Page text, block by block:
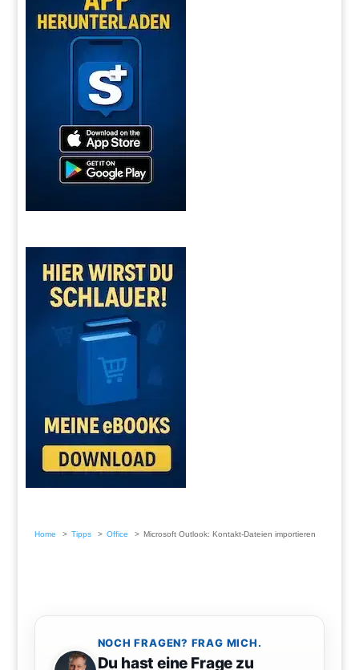
Home Tipps Office Microsoft Outlook: Kontakt-Dateien importieren
NOCH FRAGEN? FRAG MICH.
Du hast eine Frage zu